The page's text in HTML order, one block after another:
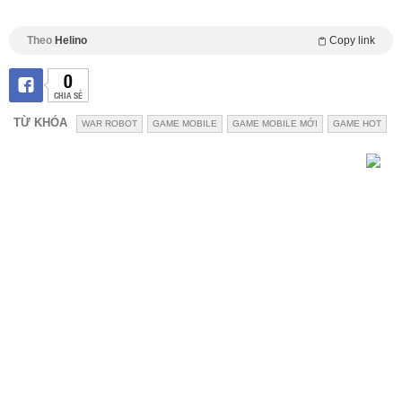
Theo Helino Copy link
0
CHIA SẺ
TỪ KHÓA WAR ROBOT GAME MOBILE GAME MOBILE MỚI GAME HOT